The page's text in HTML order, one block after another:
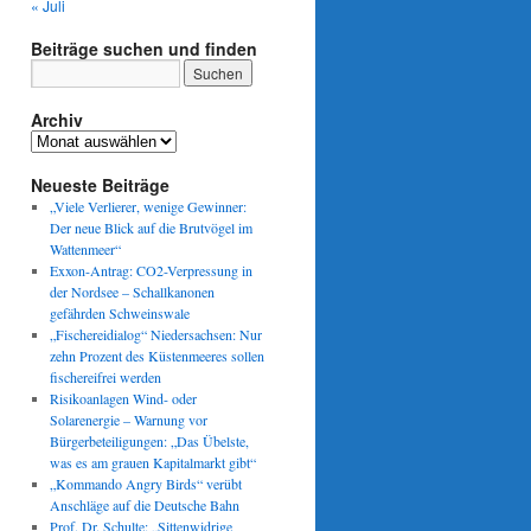
« Juli
Beiträge suchen und finden
Archiv
Archiv
Neueste Beiträge
„Viele Verlierer, wenige Gewinner:
Der neue Blick auf die Brutvögel im
Wattenmeer“
Exxon-Antrag: CO2-Verpressung in
der Nordsee – Schallkanonen
gefährden Schweinswale
„Fischereidialog“ Niedersachsen: Nur
zehn Prozent des Küstenmeeres sollen
fischereifrei werden
Risikoanlagen Wind- oder
Solarenergie – Warnung vor
Bürgerbeteiligungen: „Das Übelste,
was es am grauen Kapitalmarkt gibt“
„Kommando Angry Birds“ verübt
Anschläge auf die Deutsche Bahn
Prof. Dr. Schulte: „Sittenwidrige